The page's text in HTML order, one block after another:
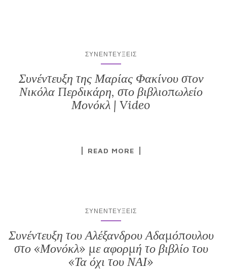
ΣΥΝΕΝΤΕΎΞΕΙΣ
Συνέντευξη της Μαρίας Φακίνου στον
Νικόλα Περδικάρη, στο βιβλιοπωλείο
Μονόκλ | Video
READ MORE
ΣΥΝΕΝΤΕΎΞΕΙΣ
Συνέντευξη του Αλέξανδρου Αδαμόπουλου
στο «Μονόκλ» με αφορμή το βιβλίο του
«Τα όχι του ΝΑΙ»